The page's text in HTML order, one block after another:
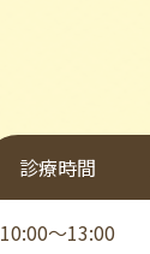
診療時間
10:00〜13:00